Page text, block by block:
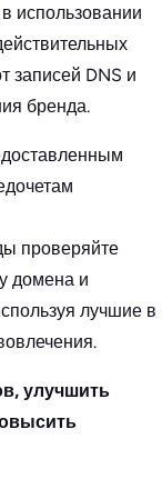
использовании
записей DNS и
бренда.
проверяйте
домена и
лучшие в
улучшить